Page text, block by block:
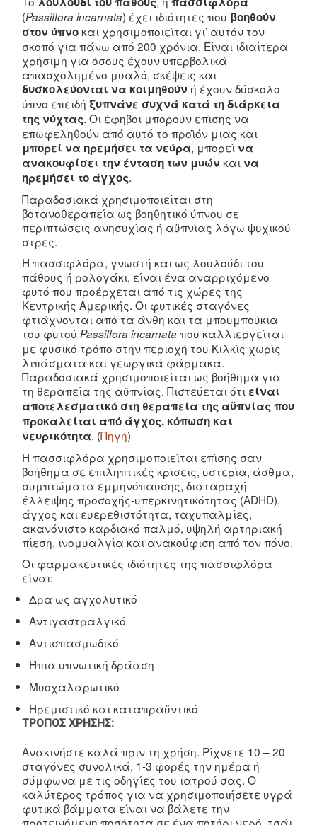
(Passiflora incarnata) έχει ιδιότητες που βοηθούν
στον ύπνο και χρησιμοποιείται γι’ αυτόν τον
σκοπό για πάνω από 200 χρόνια. Είναι ιδιαίτερα
χρήσιμη για όσους έχουν υπερβολικά
απασχολημένο μυαλό, σκέψεις και
δυσκολεύονται να κοιμηθούν ή έχουν δύσκολο
ύπνο επειδή ξυπνάνε συχνά κατά τη διάρκεια
της νύχτας. Οι έφηβοι μπορούν επίσης να
επωφεληθούν από αυτό το προϊόν μιας και
μπορεί να ηρεμήσει τα νεύρα, μπορεί να
ανακουφίσει την ένταση των μυών και να
ηρεμήσει το άγχος.
Παραδοσιακά χρησιμοποιείται στη
βοτανοθεραπεία ως βοηθητικό ύπνου σε
περιπτώσεις ανησυχίας ή αϋπνίας λόγω ψυχικού
στρες.
Η πασσιφλόρα, γνωστή και ως λουλούδι του
πάθους ή ρολογάκι, είναι ένα αναρριχόμενο
φυτό που προέρχεται από τις χώρες της
Κεντρικής Αμερικής. Οι φυτικές σταγόνες
φτιάχνονται από τα άνθη και τα μπουμπούκια
του φυτού Passiflora incarnata που καλλιεργείται
με φυσικό τρόπο στην περιοχή του Κιλκίς χωρίς
λιπάσματα και γεωργικά φάρμακα.
Παραδοσιακά χρησιμοποιείται ως βοήθημα για
τη θεραπεία της αϋπνίας. Πιστεύεται ότι είναι
αποτελεσματικό στη θεραπεία της αϋπνίας που
προκαλείται από άγχος, κόπωση και
νευρικότητα. (Πηγή)
Η πασσιφλόρα χρησιμοποιείται επίσης σαν
βοήθημα σε επιληπτικές κρίσεις, υστερία, άσθμα,
συμπτώματα εμμηνόπαυσης, διαταραχή
έλλειψης προσοχής-υπερκινητικότητας (ADHD),
άγχος και ευερεθιστότητα, ταχυπαλμίες,
ακανόνιστο καρδιακό παλμό, υψηλή αρτηριακή
πίεση, ινομυαλγία και ανακούφιση από τον πόνο.
Οι φαρμακευτικές ιδιότητες της πασσιφλόρα
είναι:
Δρα ως αγχολυτικό
Αντιγαστραλγικό
Αντισπασμωδικό
Ήπια υπνωτική δράαση
Μυοχαλαρωτικό
Ηρεμιστικό και καταπραϋντικό
ΤΡΌΠΟΣ ΧΡΉΣΗΣ:
Ανακινήστε καλά πριν τη χρήση. Ρίχνετε 10 – 20
σταγόνες συνολικά, 1-3 φορές την ημέρα ή
σύμφωνα με τις οδηγίες του ιατρού σας. Ο
καλύτερος τρόπος για να χρησιμοποιήσετε υγρά
φυτικά βάμματα είναι να βάλετε την